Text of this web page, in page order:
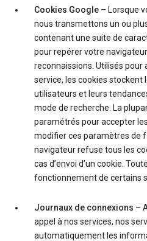
Cookies Google – Lorsque
nous transmettons un ou
contenant une suite de
pour repérer votre
reconnaissions. Utilisés
service, les cookies stockent
utilisateurs et leurs
mode de recherche. La
paramétrés pour accepter
modifier ces paramètres de
navigateur refuse tous les
cas d’envoi d’un cookie.
fonctionnement de certains
Journaux de connexions –
appel à nos services, nos
automatiquement les